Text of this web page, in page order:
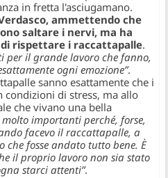
in fretta l'asciugamano.
ammettendo che
saltare i nervi, ma ha
rispettare i raccattapalle.
per il grande lavoro che fanno,
ogni emozione”.
sanno esattamente che i
condizioni di stress, ma allo
che vivano una bella
molto importanti perché, forse,
facevo il raccattapalle, a
che fosse andato tutto bene. È
il proprio lavoro non sia stato
starci attenti”.